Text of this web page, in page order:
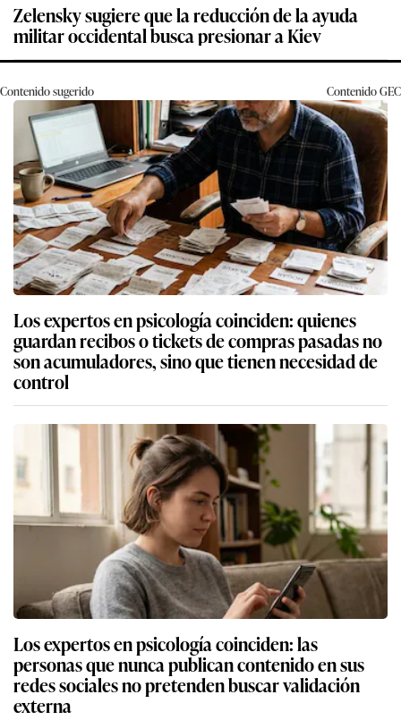
Zelensky sugiere que la reducción de la ayuda
militar occidental busca presionar a Kiev
Contenido sugerido ContenidoGEC
Los expertos en psicología coinciden: quienes
guardan recibos o tickets de compras pasadas no
son acumuladores, sino que tienen necesidad de
control
Los expertos en psicología coinciden: las
personas que nunca publican contenido en sus
redes sociales no pretenden buscar validación
externa